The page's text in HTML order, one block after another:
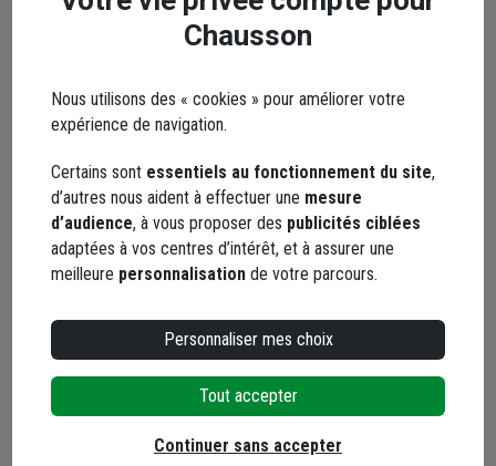
Trouver du stock en agence
Livraison disponible selon stock agence
Plâtre allégé à prise
courte pour enduisage
des murs et plafonds -
25 kg
35,05 €
Choisir une agence pour vérifier le stock
Livraison disponible selon stock agence
Chausson
Nous utilisons des « cookies » pour améliorer votre
expérience de navigation.
Certains sont essentiels au fonctionnement du site,
d’autres nous aident à effectuer une mesure
d’audience, à vous proposer des publicités ciblées
adaptées à vos centres d’intérêt, et à assurer une
meilleure personnalisation de votre parcours.
Personnaliser mes choix
Tout accepter
Continuer sans accepter